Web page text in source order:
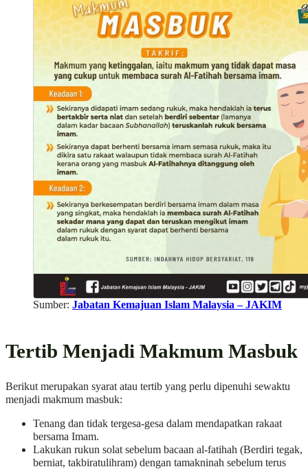
Sumber: Jabatan Kemajuan Islam Malaysia – JAKIM
Tertib Menjadi Makmum Masbuk
Berikut merupakan syarat atau tertib yang perlu dipenuhi sewaktu
menjadi makmum masbuk:
Tenang dan tidak tergesa-gesa dalam mendapatkan rakaat
bersama Imam.
Lakukan rukun solat sebelum bacaan al-fatihah (Berdiri tegak,
berniat, takbiratulihram) dengan tamakninah sebelum terus